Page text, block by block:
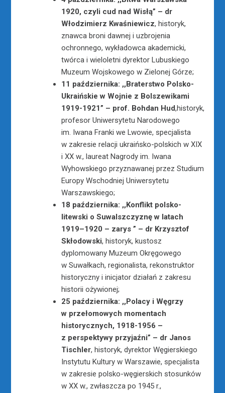
1920, czyli cud nad Wisłą” – dr
Włodzimierz Kwaśniewicz, historyk,
znawca broni dawnej i uzbrojenia
ochronnego, wykładowca akademicki,
twórca i wieloletni dyrektor Lubuskiego
Muzeum Wojskowego w Zielonej Górze;
11 października: ,,Braterstwo Polsko-
Ukraińskie w Wojnie z Bolszewikami
1919-1921” – prof. Bohdan Hud,historyk,
profesor Uniwersytetu Narodowego
im. Iwana Franki we Lwowie, specjalista
w zakresie relacji ukraińsko-polskich w XIX
i XX w., laureat Nagrody im. Iwana
Wyhowskiego przyznawanej przez Studium
Europy Wschodniej Uniwersytetu
Warszawskiego;
18 października: ,,Konflikt polsko-
litewski o Suwalszczyznę w latach
1919–1920 – zarys ” – dr Krzysztof
Skłodowski, historyk, kustosz
dyplomowany Muzeum Okręgowego
w Suwałkach, regionalista, rekonstruktor
historyczny i inicjator działań z zakresu
historii ożywionej;
25 października: ,,Polacy i Węgrzy
w przełomowych momentach
historycznych, 1918-1956 –
z perspektywy przyjaźni” – dr Janos
Tischler, historyk, dyrektor Węgierskiego
Instytutu Kultury w Warszawie, specjalista
w zakresie polsko-węgierskich stosunków
w XX w., zwłaszcza po 1945 r.,